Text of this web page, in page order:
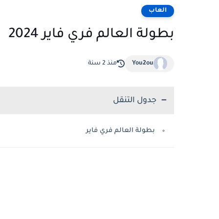
العاب
بطولة العالم فري فاير 2024
You2ou منذ 2 سنة
جدول التنقل
بطولة العالم فري فاير